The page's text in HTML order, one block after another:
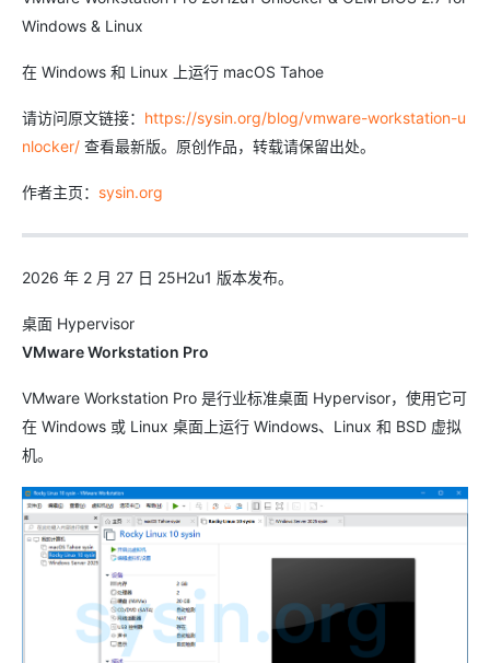
Windows & Linux
在 Windows 和 Linux 上运行 macOS Tahoe
请访问原文链接： https://sysin.org/blog/vmware-workstation-u
nlocker/ 查看最新版。原创作品，转载请保留出处。
作者主页： sysin.org
2026 年 2 月 27 日 25H2u1 版本发布。
桌面 Hypervisor
VMware Workstation Pro
VMware Workstation Pro 是行业标准桌面 Hypervisor，使用它可
在 Windows 或 Linux 桌面上运行 Windows、Linux 和 BSD 虚拟
机。